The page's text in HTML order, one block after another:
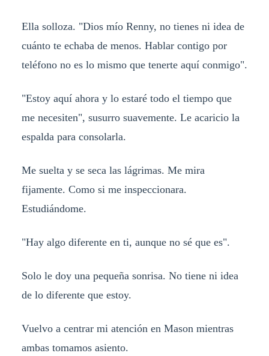
Ella solloza. "Dios mío Renny, no tienes ni idea de
cuánto te echaba de menos. Hablar contigo por
teléfono no es lo mismo que tenerte aquí conmigo".
"Estoy aquí ahora y lo estaré todo el tiempo que
me necesiten", susurro suavemente. Le acaricio la
espalda para consolarla.
Me suelta y se seca las lágrimas. Me mira
fijamente. Como si me inspeccionara.
Estudiándome.
"Hay algo diferente en ti, aunque no sé que es".
Solo le doy una pequeña sonrisa. No tiene ni idea
de lo diferente que estoy.
Vuelvo a centrar mi atención en Mason mientras
ambas tomamos asiento.